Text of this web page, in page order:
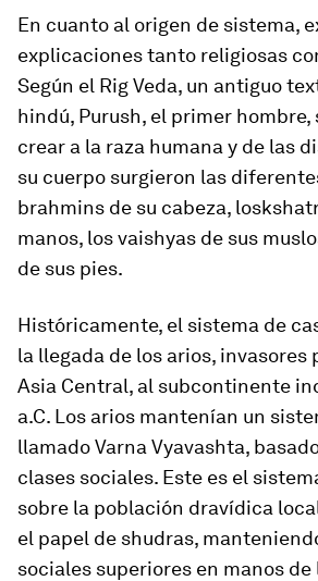
En cuanto al origen de sistema,
explicaciones tanto religiosas
Según el Rig Veda, un antiguo
hindú, Purush, el primer
crear a la raza humana y de las
su cuerpo surgieron las
brahmins de su cabeza, los
manos, losvaishyas de sus
de sus pies.
Históricamente, el sistema de
la llegada de los arios, invasores
Asia Central, al subcontinente
a.C. Los arios mantenían un
llamado Varna Vyavashta,
clases sociales. Este es el
sobre la población dravídica
el papel de shudras,
sociales superiores en manos de